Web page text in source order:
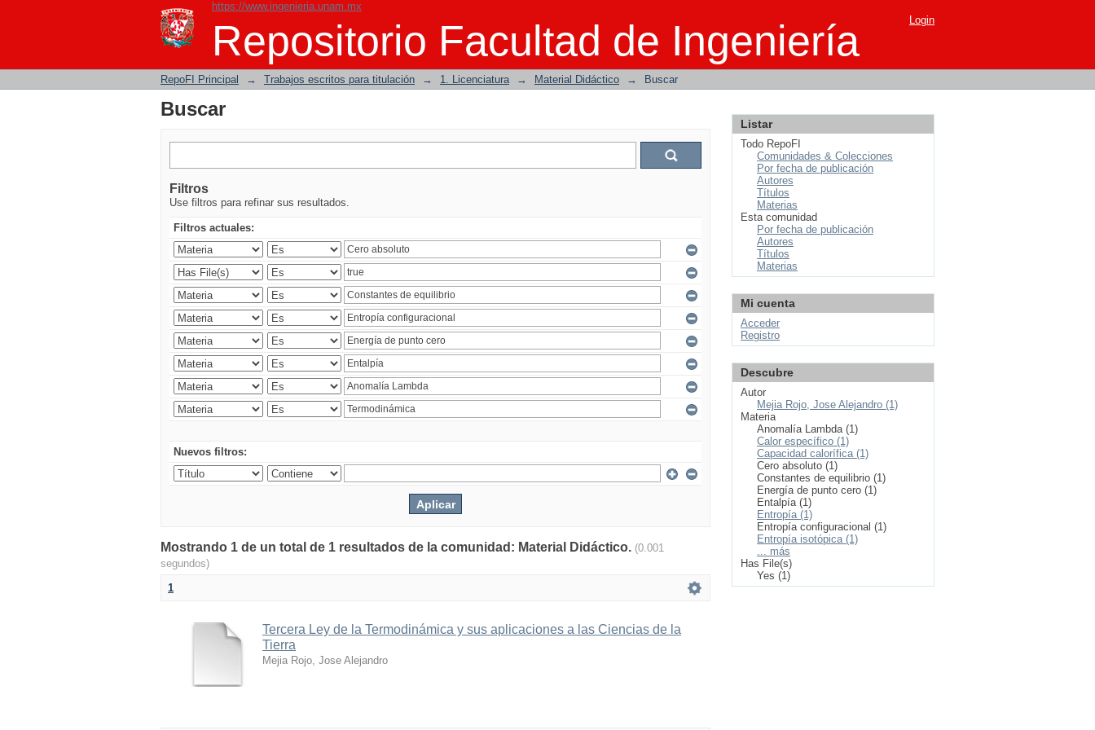
https://www.ingenieria.unam.mx
Repositorio Facultad de Ingeniería
Buscar Login
RepoFI Principal → Trabajos escritos para titulación → 1. Licenciatura → Material Didáctico → Buscar
Buscar
Filtros
Use filtros para refinar sus resultados.
Filtros actuales:
Nuevos filtros:
Mostrando 1 de un total de 1 resultados de la comunidad: Material Didáctico. (0.001
segundos)
1
Tercera Ley de la Termodinámica y sus aplicaciones a las Ciencias de la
Tierra
Mejia Rojo, Jose Alejandro
Listar
Todo RepoFI
Comunidades & Colecciones
Por fecha de publicación
Autores
Títulos
Materias
Esta comunidad
Por fecha de publicación
Autores
Títulos
Materias
Mi cuenta
Acceder
Registro
Descubre
Autor
Mejia Rojo, Jose Alejandro (1)
Materia
Anomalía Lambda (1)
Calor específico (1)
Capacidad calorífica (1)
Cero absoluto (1)
Constantes de equilibrio (1)
Energía de punto cero (1)
Entalpía (1)
Entropía (1)
Entropía configuracional (1)
Entropía isotópica (1)
... más
Has File(s)
Yes (1)